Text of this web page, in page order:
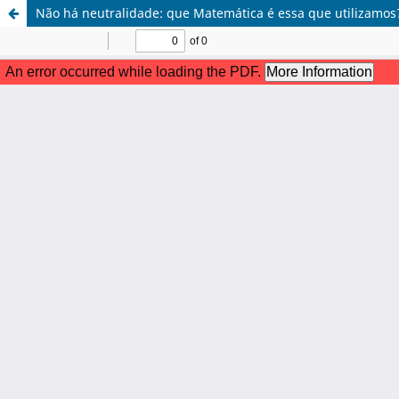
Não há neutralidade: que Matemática é essa que